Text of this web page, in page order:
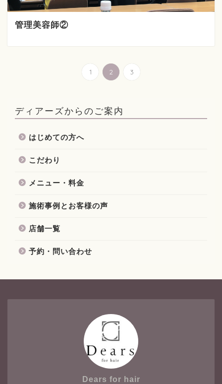
管理美容師②
1 2 3
ディアーズからのご案内
はじめての方へ
こだわり
メニュー・料金
施術事例とお客様の声
店舗一覧
予約・問い合わせ
Dears for hair